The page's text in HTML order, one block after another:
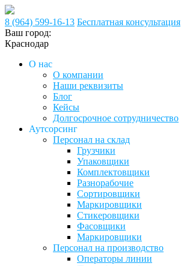
8 (964) 599-16-13 Бесплатная консультация
Ваш город:
Краснодар
О нас
О компании
Наши реквизиты
Блог
Кейсы
Долгосрочное сотрудничество
Аутсорсинг
Персонал на склад
Грузчики
Упаковщики
Комплектовщики
Разнорабочие
Сортировщики
Маркировщики
Стикеровщики
Фасовщики
Маркировщики
Персонал на производство
Операторы линии